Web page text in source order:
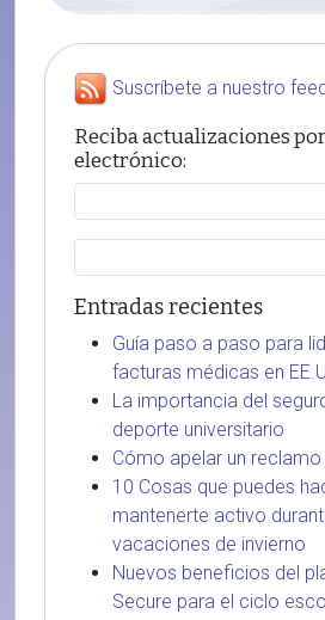
Suscríbete a nuestro
Reciba actualizaciones
electrónico:
Entradas recientes
Guía paso a paso para
facturas médicas en
La importancia del
deporte universitario
Cómo apelar un
10 Cosas que puedes
mantenerte activo
vacaciones de invierno
Nuevos beneficios del
Secure para el ciclo